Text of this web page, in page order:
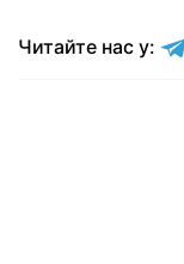
Читайте нас у: